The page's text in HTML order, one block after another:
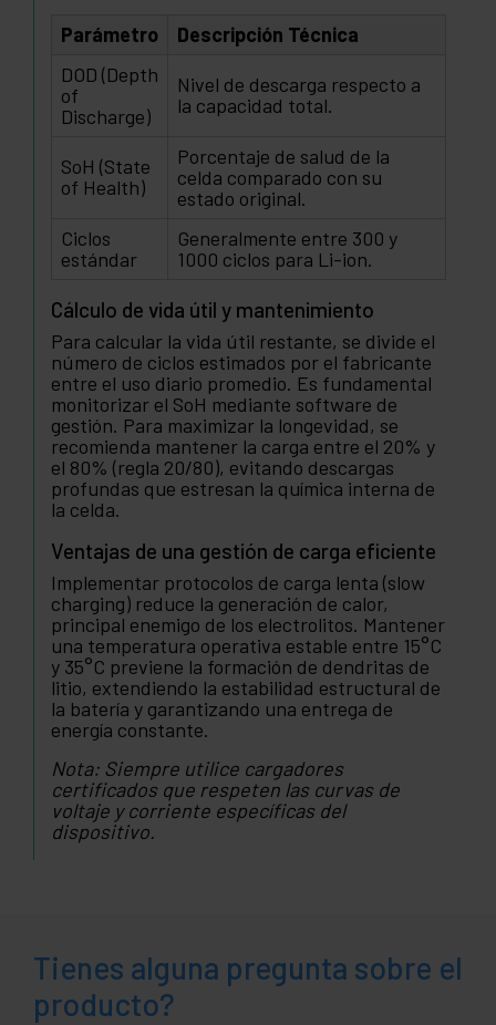
Parámetro
Descripción Técnica
DOD (Depth
of
Discharge)
Nivel de descarga respecto a
la capacidad total.
SoH (State
of Health)
Porcentaje de salud de la
celda comparado con su
estado original.
Ciclos
estándar
Generalmente entre 300 y
1000 ciclos para Li-ion.
Cálculo de vida útil y mantenimiento
Para calcular la vida útil restante, se divide el
número de ciclos estimados por el fabricante
entre el uso diario promedio. Es fundamental
monitorizar el SoH mediante software de
gestión. Para maximizar la longevidad, se
recomienda mantener la carga entre el 20% y
el 80% (regla 20/80), evitando descargas
profundas que estresan la química interna de
la celda.
Ventajas de una gestión de carga eficiente
Implementar protocolos de carga lenta (slow
charging) reduce la generación de calor,
principal enemigo de los electrolitos. Mantener
una temperatura operativa estable entre 15°C
y 35°C previene la formación de dendritas de
litio, extendiendo la estabilidad estructural de
la batería y garantizando una entrega de
energía constante.
Nota: Siempre utilice cargadores
certificados que respeten las curvas de
voltaje y corriente específicas del
dispositivo.
Tienes alguna pregunta sobre el
producto?